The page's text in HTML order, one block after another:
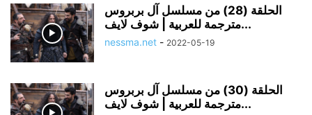
الحلقة (28) من مسلسل آل بربروس
مترجمة للعربية | شوف لايف...
nessma.net - 2022-05-19
الحلقة (30) من مسلسل آل بربروس
مترجمة للعربية | شوف لايف...